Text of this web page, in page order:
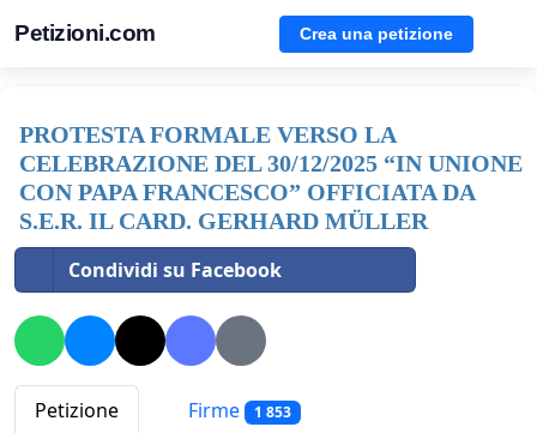
Petizioni.com Crea una petizione
PROTESTA FORMALE VERSO LA
CELEBRAZIONE DEL 30/12/2025 “IN UNIONE
CON PAPA FRANCESCO” OFFICIATA DA
S.E.R. IL CARD. GERHARD MÜLLER
Condividi su Facebook
Petizione Firme 1 853